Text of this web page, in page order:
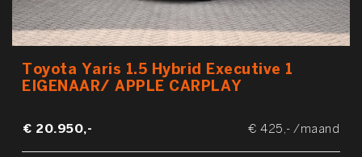
Toyota Yaris 1.5 Hybrid Executive 1
EIGENAAR/ APPLE CARPLAY
€ 20.950,- € 425,- /maand